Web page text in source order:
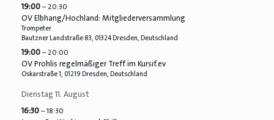
19:00 – 20:30
OV Elbhang/Hochland: Mitgliederversammlung
Trompeter
Bautzner Landstraße 83, 01324 Dresden, Deutschland
19:00 – 20:00
OV Prohlis regelmäßiger Treff im Kursif.ev
Oskarstraße 1, 01219 Dresden, Deutschland
Dienstag 11. August
16:30 – 18:30